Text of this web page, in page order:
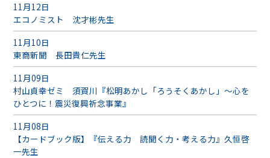
11月12日
エコノミスト 沈才彬先生
11月10日
東商新聞 長田貴仁先生
11月09日
村山貞幸ゼミ 須賀川『松明あかし「ろうそくあかし」～心を
ひとつに！震災復興祈念事業』
11月08日
【カードブック版】『伝える力 読聞く力・考える力』久恒啓
一先生